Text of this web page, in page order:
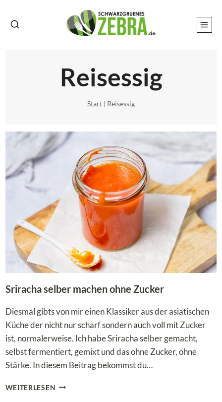
Inhalt
Reisessig
Start | Reisessig
Sriracha selber machen ohne Zucker
Diesmal gibts von mir einen Klassiker aus der asiatischen
Küche der nicht nur scharf sondern auch voll mit Zucker
ist, normalerweise. Ich habe Sriracha selber gemacht,
selbst fermentiert, gemixt und das ohne Zucker, ohne
Stärke. In diesem Beitrag bekommst du…
WEITERLESEN SRIRACHA